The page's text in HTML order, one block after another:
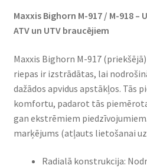
Maxxis Bighorn M-917 / M-918 –
ATV un UTV braucējiem
Maxxis Bighorn M-917
riepas ir izstrādātas, lai
dažādos apvidus apstākļos. Tās
komfortu, padarot tās
gan ekstrēmiem
marķējums (atļauts lietošanai
Radialā konstrukcija: